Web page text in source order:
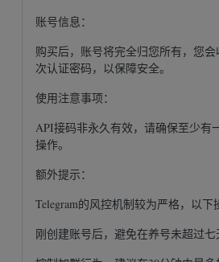
账号信息：
购买后，账号将完全归您所有，您
次认证密码，以保障安全。
使用注意事项：
API接码非永久有效，请确保至少有
操作。
额外提示：
Telegram的风控机制较为严格，以下
刚创建账号后，避免在养号未超过七